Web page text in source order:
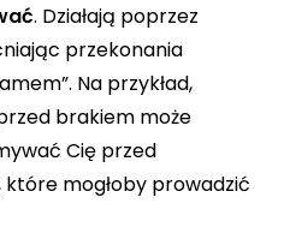
. Działają poprzez
przekonania
Na przykład,
brakiem może
Cię przed
mogłoby prowadzić